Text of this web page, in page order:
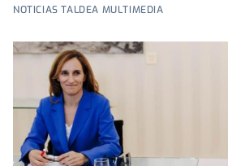
NOTICIAS TALDEA MULTIMEDIA